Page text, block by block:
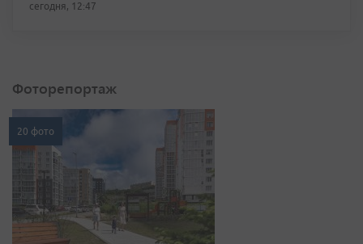
сегодня, 12:47
Фоторепортаж
20 фото